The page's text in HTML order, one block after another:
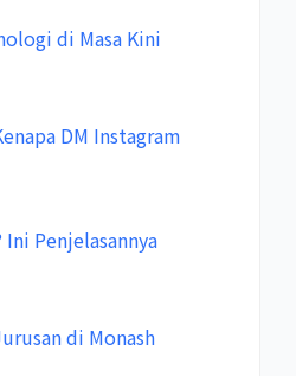
di Masa Kini
DM Instagram
Penjelasannya
di Monash